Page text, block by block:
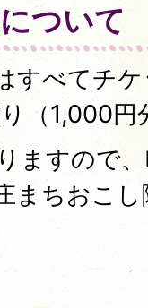
ついて
すべてチ
（1,000
ますので
まちおこ